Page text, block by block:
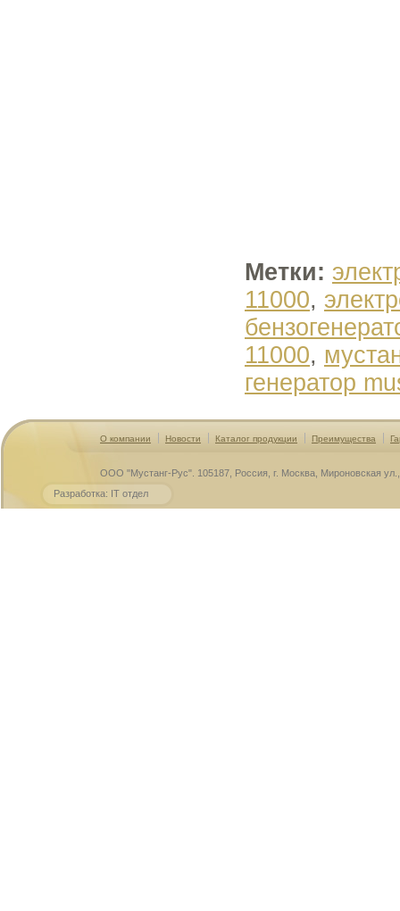
Метки:
11000,
11000,
генератор
Разработка: IT отдел
ООО "Мустанг-Рус". 105187, Россия, г. Москва, Мироновская
О компании Новости Каталог продукции Преимущества